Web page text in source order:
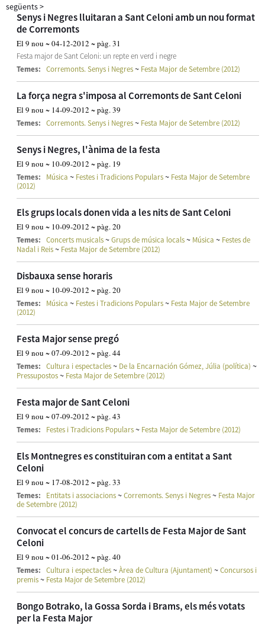
següents>
Senys i Negres lluitaran a Sant Celoni amb un nou format
de Corremonts
El 9 nou ~ 04-12-2012 ~ pàg. 31
Festa major de Sant Celoni: un repte en verd i negre
Temes: Corremonts. Senys i Negres~ Festa Major de Setembre (2012)
La força negra s'imposa al Corremonts de Sant Celoni
El 9 nou ~ 14-09-2012 ~ pàg. 39
Temes: Corremonts. Senys i Negres~ Festa Major de Setembre (2012)
Senys i Negres, l'ànima de la festa
El 9 nou ~ 10-09-2012 ~ pàg. 19
Temes: Música ~ Festes i Tradicions Populars~ Festa Major de Setembre
(2012)
Els grups locals donen vida a les nits de Sant Celoni
El 9 nou ~ 10-09-2012 ~ pàg. 20
Temes: Concerts musicals~Grups de música locals~ Música ~ Festes de
Nadal i Reis~ Festa Major de Setembre (2012)
Disbauxa sense horaris
El 9 nou ~ 10-09-2012 ~ pàg. 20
Temes: Música ~ Festes i Tradicions Populars~ Festa Major de Setembre
(2012)
Festa Major sense pregó
El 9 nou ~ 07-09-2012 ~ pàg. 44
Temes: Cultura i espectacles~ De la Encarnación Gómez, Júlia (política) ~
Pressupostos~ Festa Major de Setembre (2012)
Festa major de Sant Celoni
El 9 nou ~ 07-09-2012 ~ pàg. 43
Temes: Festes i Tradicions Populars~ Festa Major de Setembre (2012)
Els Montnegres es constituiran com a entitat a Sant
Celoni
El 9 nou ~ 17-08-2012 ~ pàg. 33
Temes: Entitats i associacions~Corremonts. Senys i Negres~ Festa Major
de Setembre (2012)
Convocat el concurs de cartells de Festa Major de Sant
Celoni
El 9 nou ~ 01-06-2012 ~ pàg. 40
Temes: Cultura i espectacles~Àrea de Cultura (Ajuntament) ~Concursos i
premis~ Festa Major de Setembre (2012)
Bongo Botrako, la Gossa Sorda i Brams, els més votats
per la Festa Major